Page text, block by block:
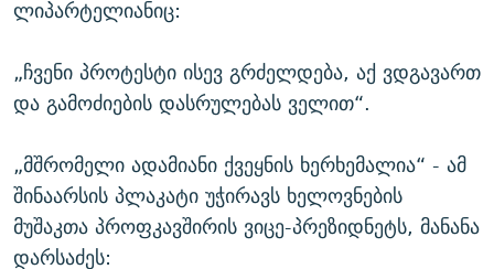
ლიპარტელიანიც:
„ჩვენი პროტესტი ისევ გრძელდება, აქ ვდგავართ
და გამოძიების დასრულებას ველით“.
„მშრომელი ადამიანი ქვეყნის ხერხემალია“ - ამ
შინაარსის პლაკატი უჭირავს ხელოვნების
მუშაკთა პროფკავშირის ვიცე-პრეზიდნეტს, მანანა
დარსაძეს: